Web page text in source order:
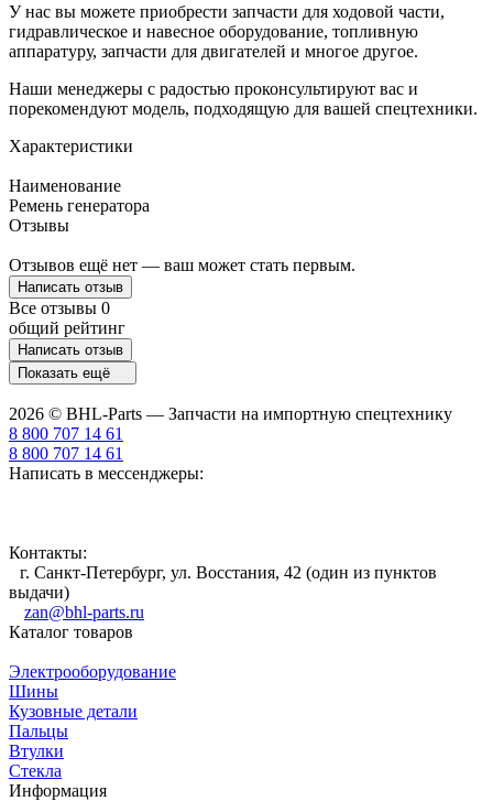
У нас вы можете приобрести запчасти для ходовой части,
гидравлическое и навесное оборудование, топливную
аппаратуру, запчасти для двигателей и многое другое.
Наши менеджеры с радостью проконсультируют вас и
порекомендуют модель, подходящую для вашей спецтехники.
Характеристики
Наименование
Ремень генератора
Отзывы
Отзывов ещё нет — ваш может стать первым.
Написать отзыв
Все отзывы 0
общий рейтинг
Написать отзыв
Показать ещё
2026 © BHL-Parts — Запчасти на импортную спецтехнику
8 800 707 14 61
8 800 707 14 61
Написать в мессенджеры:
Контакты:
г. Санкт-Петербург, ул. Восстания, 42 (один из пунктов
выдачи)
zan@bhl-parts.ru
Каталог товаров
Электрооборудование
Шины
Кузовные детали
Пальцы
Втулки
Стекла
Информация